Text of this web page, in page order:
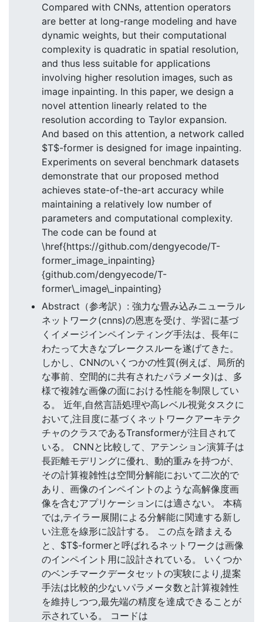
Compared with CNNs, attention operators
are better at long-range modeling and have
dynamic weights, but their computational
complexity is quadratic in spatial resolution,
and thus less suitable for applications
involving higher resolution images, such as
image inpainting. In this paper, we design a
novel attention linearly related to the
resolution according to Taylor expansion.
And based on this attention, a network called
$T$-former is designed for image inpainting.
Experiments on several benchmark datasets
demonstrate that our proposed method
achieves state-of-the-art accuracy while
maintaining a relatively low number of
parameters and computational complexity.
The code can be found at
\href{https://github.com/dengyecode/T-
former_image_inpainting}
{github.com/dengyecode/T-
former\_image\_inpainting}
Abstract（参考訳）: 強力な畳み込みニューラル
ネットワーク(cnns)の恩恵を受け、学習に基づ
くイメージインペインティング手法は、長年に
わたって大きなブレークスルーを遂げてきた。
しかし、CNNのいくつかの性質(例えば、局所的
な事前、空間的に共有されたパラメータ)は、多
様で複雑な画像の面における性能を制限してい
る。 近年,自然言語処理や高レベル視覚タスクに
おいて,注目度に基づくネットワークアーキテク
チャのクラスであるTransformerが注目されて
いる。 CNNと比較して、アテンション演算子は
長距離モデリングに優れ、動的重みを持つが、
その計算複雑性は空間分解能において二次的で
あり、画像のインペイントのような高解像度画
像を含むアプリケーションには適さない。 本稿
では,テイラー展開による分解能に関連する新し
い注意を線形に設計する。 この点を踏まえる
と、$T$-formerと呼ばれるネットワークは画像
のインペイント用に設計されている。 いくつか
のベンチマークデータセットの実験により,提案
手法は比較的少ないパラメータ数と計算複雑性
を維持しつつ,最先端の精度を達成できることが
示されている。 コードは